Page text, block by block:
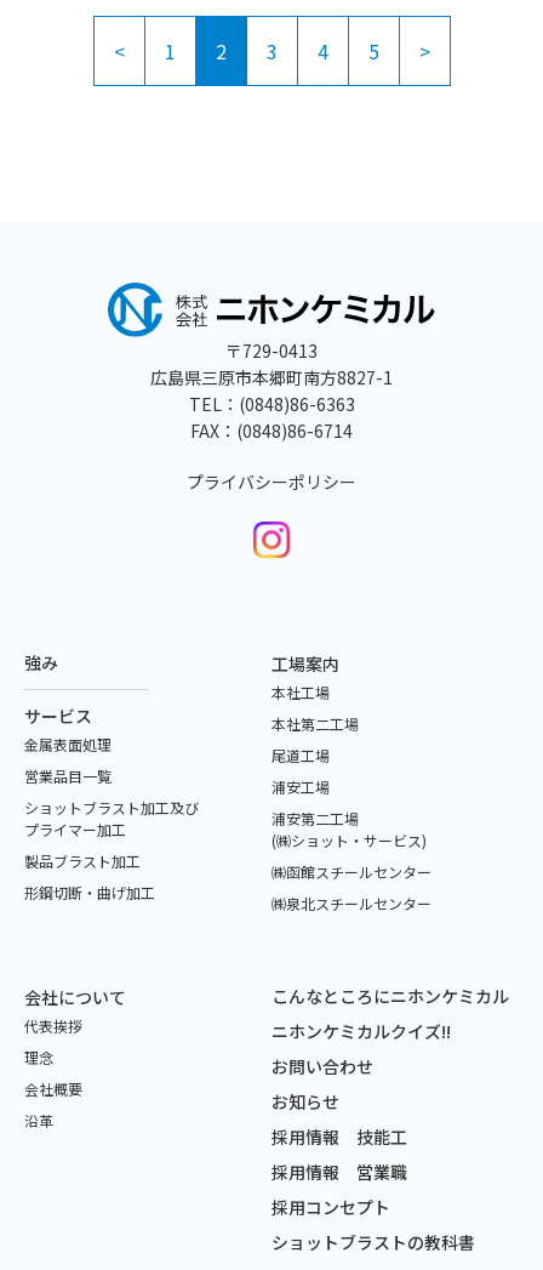
< 1 2 3 4 5 >
〒729-0413
広島県三原市本郷町南方8827-1
TEL： (0848)86-6363
FAX：(0848)86-6714
プライバシーポリシー
強み
サービス
金属表面処理
営業品目一覧
ショットブラスト加工及び
プライマー加工
製品ブラスト加工
形鋼切断・曲げ加工
工場案内
本社工場
本社第二工場
尾道工場
浦安工場
浦安第二工場
(㈱ショット・サービス)
㈱函館スチールセンター
㈱泉北スチールセンター
会社について
代表挨拶
理念
会社概要
沿革
こんなところにニホンケミカル
ニホンケミカルクイズ!!
お問い合わせ
お知らせ
採用情報 技能工
採用情報 営業職
採用コンセプト
ショットブラストの教科書